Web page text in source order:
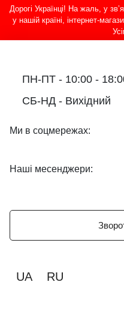
Дорогі Українці! На жаль, у
у нашій країні, інтернет-
ПН-ПТ - 10:00 -
СБ-НД - Вихідний
Ми в соцмережах:
Наші месенджери:
UA RU